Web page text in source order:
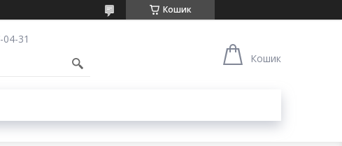
Кошик
31
Кошик